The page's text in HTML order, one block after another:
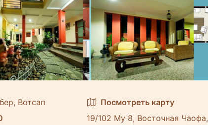
Вотсап
Посмотреть карту
19/102 Му 8, Восточная Чаофа,